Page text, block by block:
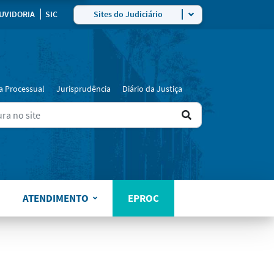
SIC Sites do Judiciário
Processual Jurisprudência Diário da Justiça
Ir
resultado
ATENDIMENTO EPROC